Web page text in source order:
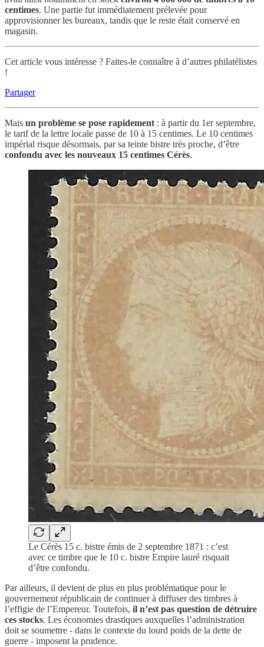
centimes. Une partie fut immédiatement prélevée pour
approvisionner les bureaux, tandis que le reste était conservé en
magasin.
Cet article vous intéresse ? Faites-le connaître à d’autres philatélistes
!
Partager
Mais un problème se pose rapidement : à partir du 1er septembre,
le tarif de la lettre locale passe de 10 à 15 centimes. Le 10 centimes
impérial risque désormais, par sa teinte bistre très proche, d’être
confondu avec les nouveaux 15 centimes Cérès.
Le Cérès 15 c. bistre émis de 2 septembre 1871 : c’est
avec ce timbre que le 10 c. bistre Empire lauré risquait
d’être confondu.
Par ailleurs, il devient de plus en plus problématique pour le
gouvernement républicain de continuer à diffuser des timbres à
l’effigie de l’Empereur. Toutefois, il n’est pas question de détruire
ces stocks. Les économies drastiques auxquelles l’administration
doit se soumettre - dans le contexte du lourd poids de la dette de
guerre - imposent la prudence.